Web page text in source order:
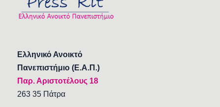
Ελληνικό Ανοικτό
Πανεπιστήμιο (Ε.Α.Π.)
Παρ. Αριστοτέλους 18
263 35 Πάτρα